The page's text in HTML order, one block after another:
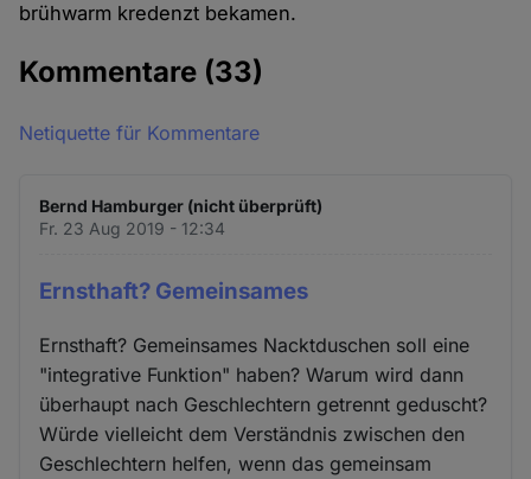
brühwarm kredenzt bekamen.
Kommentare (33)
Netiquette für Kommentare
Bernd Hamburger (nicht überprüft)
Fr. 23 Aug 2019 - 12:34
Ernsthaft? Gemeinsames
Ernsthaft? Gemeinsames Nacktduschen soll eine
"integrative Funktion" haben? Warum wird dann
überhaupt nach Geschlechtern getrennt geduscht?
Würde vielleicht dem Verständnis zwischen den
Geschlechtern helfen, wenn das gemeinsam